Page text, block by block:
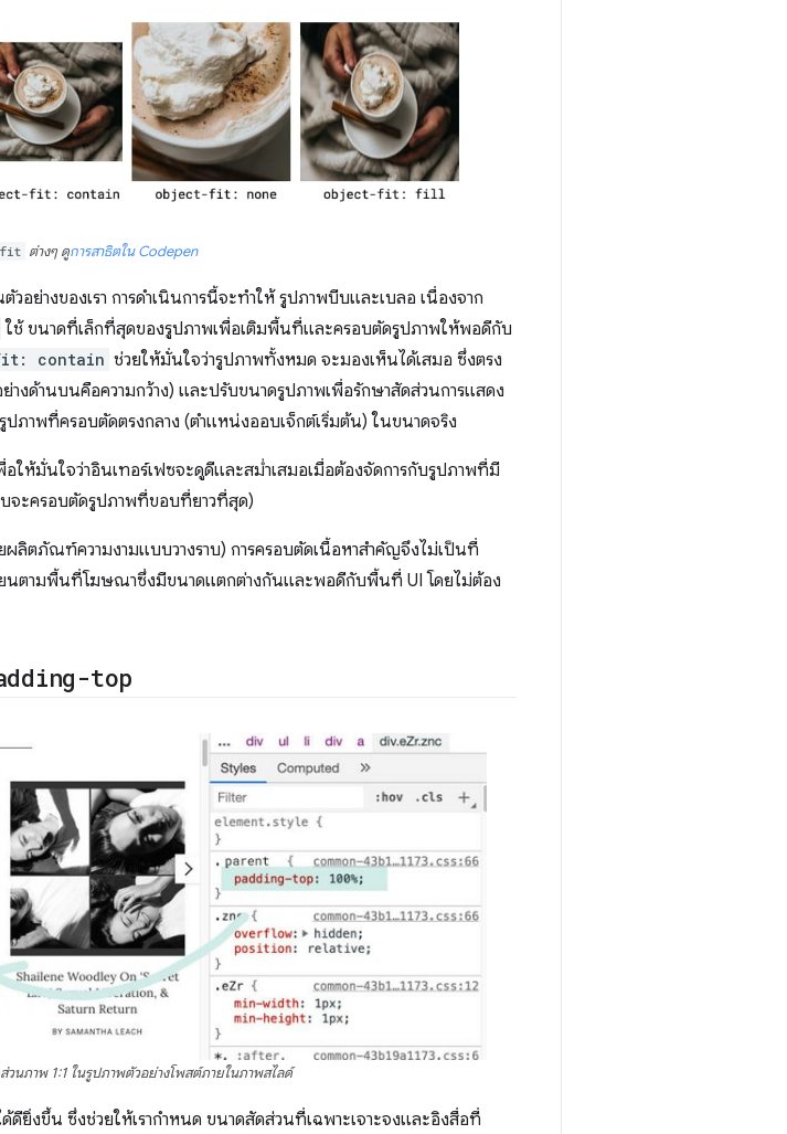
fit ต่างๆ ดูการสาธิตใน Codepen
อย่างของเรา การดำเนินการนี้จะทำให้ รูปภาพบีบและเบลอ เนื่องจาก
ใช้ ขนาดที่เล็กที่สุดของรูปภาพเพื่อเติมพื้นที่และครอบตัดรูปภาพให้พอดีกับ
contain ช่วยให้มั่นใจว่ารูปภาพทั้งหมด จะมองเห็นได้เสมอ ซึ่งตรง
งด้านบนคือความกว้าง) และปรับขนาดรูปภาพเพื่อรักษาสัดส่วนการแสดง
ปภาพที่ครอบตัดตรงกลาง (ตำแหน่งออบเจ็กต์เริ่มต้น) ในขนาดจริง
ห้มั่นใจว่าอินเทอร์เฟซจะดูดีและสม่ำเสมอเมื่อต้องจัดการกับรูปภาพที่มี
ะครอบตัดรูปภาพที่ขอบที่ยาวที่สุด)
ลิตภัณฑ์ความงามแบบวางราบ) การครอบตัดเนื้อหาสำคัญจึงไม่เป็นที่
ตามพื้นที่โฆษณาซึ่งมีขนาดแตกต่างกันและพอดีกับพื้นที่ UI โดยไม่ต้อง
top
วนภาพ 1:1 ในรูปภาพตัวอย่างโพสต์ภายในภาพสไลด์
ยิ่งขึ้น ซึ่งช่วยให้เรากำหนด ขนาดสัดส่วนที่เฉพาะเจาะจงและอิงสื่อที่